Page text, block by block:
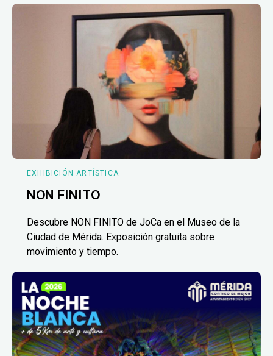
EXHIBICIÓN ARTÍSTICA
NON FINITO
Descubre NON FINITO de JoCa en el Museo de la
Ciudad de Mérida. Exposición gratuita sobre
movimiento y tiempo.